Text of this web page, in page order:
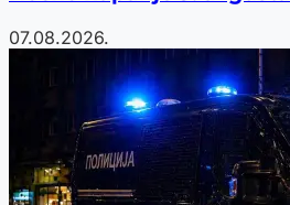
07.08.2026.